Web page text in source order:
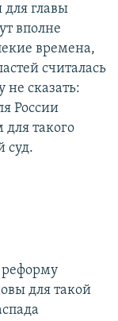
для главы
вполне
времена,
считалась
сказать:
России
для такого
суд.
реформу
для такой